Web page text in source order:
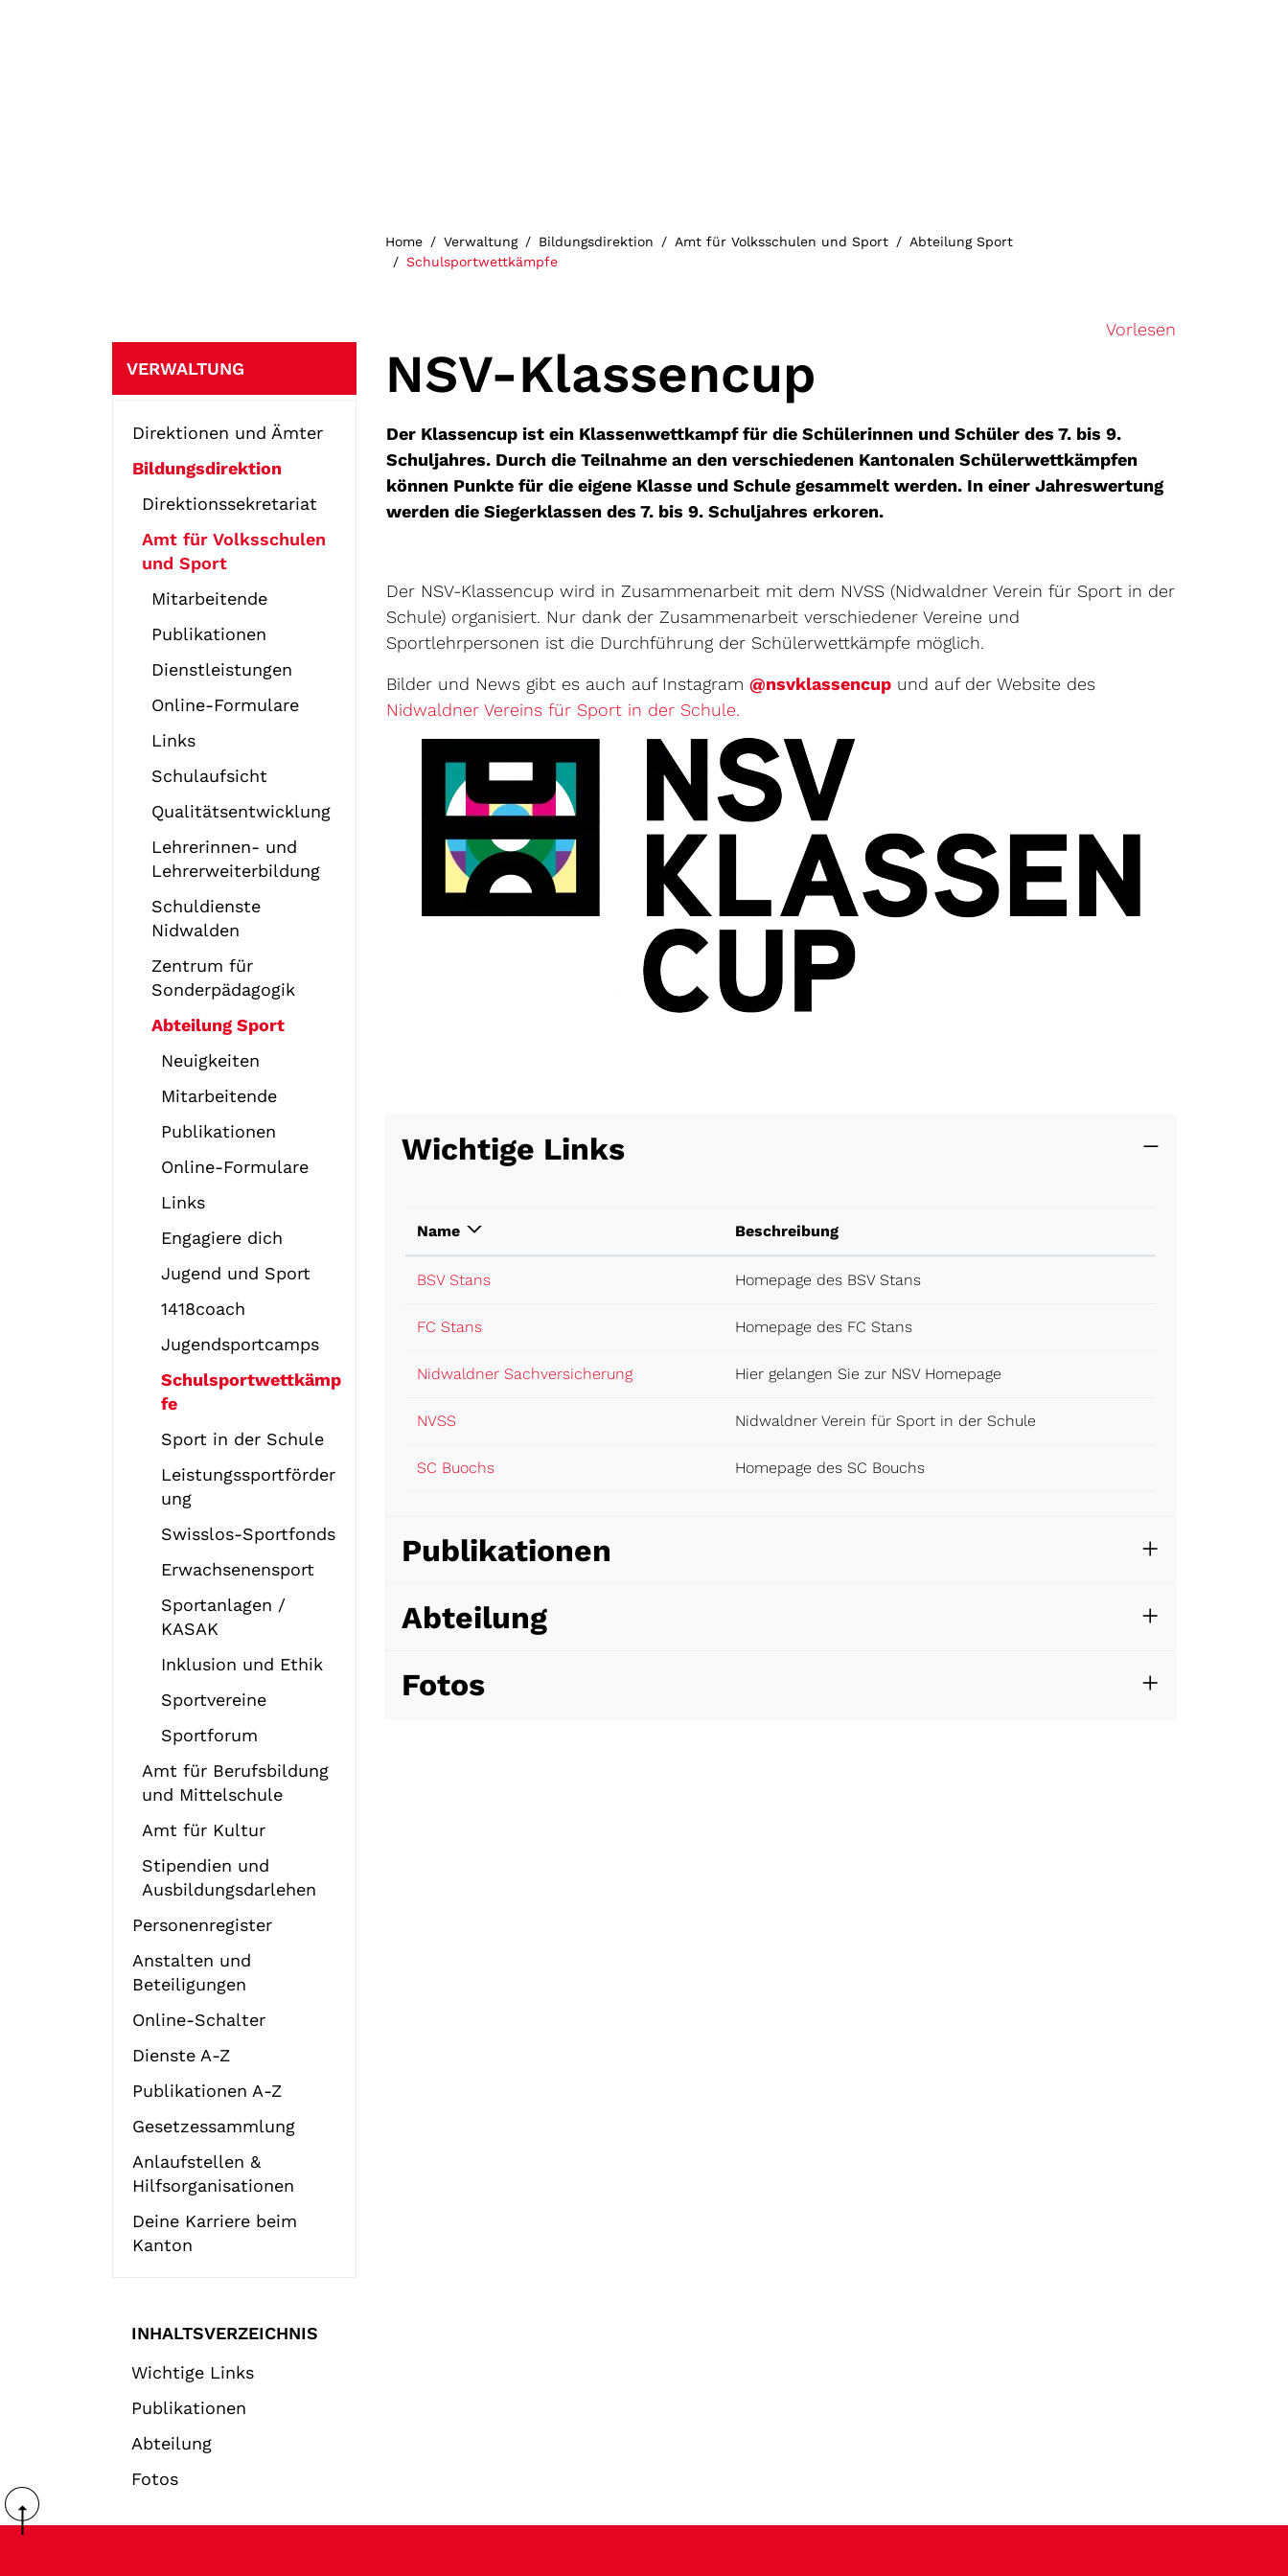
Home Verwaltung Bildungsdirektion Amt für Volksschulen und Sport
Abteilung Sport
Schulsportwettkämpfe(ausgewählt)
Vorlesen
Subnavigation
VERWALTUNG
Direktionen und Ämter
Bildungsdirektion
Direktionssekretariat
Amt für Volksschulen
und Sport
Mitarbeitende
Publikationen
Dienstleistungen
Online-Formulare
Links
Schulaufsicht
Qualitätsentwicklung
Lehrerinnen- und
Lehrerweiterbildung
Schuldienste
Nidwalden
Zentrum für
Sonderpädagogik
Abteilung Sport
Neuigkeiten
Mitarbeitende
Publikationen
Online-Formulare
Links
Engagiere dich
Jugend und Sport
1418coach
Jugendsportcamps
Schulsportwettkämp
fe
(
u
g
w
ä
h
t
)
Sport in der Schule
Leistungssportförder
ung
Swisslos-Sportfonds
Erwachsenensport
Sportanlagen /
KASAK
Inklusion und Ethik
Sportvereine
Sportforum
Amt für Berufsbildung
und Mittelschule
Amt für Kultur
Stipendien und
Ausbildungsdarlehen
Personenregister
Anstalten und
Beteiligungen
Online-Schalter
Dienste A-Z
Publikationen A-Z
Gesetzessammlung
Anlaufstellen &
Hilfsorganisationen
Deine Karriere beim
Kanton
INHALTSVERZEICHNIS
Wichtige Links
Publikationen
Abteilung
Fotos
NSV-Klassencup
Der Klassencup ist ein Klassenwettkampf für die Schülerinnen und Schüler des 7. bis 9.
Schuljahres. Durch die Teilnahme an den verschiedenen Kantonalen Schülerwettkämpfen
können Punkte für die eigene Klasse und Schule gesammelt werden. In einer Jahreswertung
werden die Siegerklassen des 7. bis 9. Schuljahres erkoren.
Der NSV-Klassencup wird in Zusammenarbeit mit dem NVSS (Nidwaldner Verein für Sport in der
Schule) organisiert. Nur dank der Zusammenarbeit verschiedener Vereine und
Sportlehrpersonen ist die Durchführung der Schülerwettkämpfe möglich.
Bilder und News gibt es auch auf Instagram @nsvklassencupExterner Link wird in einem neuen Fenster
und auf der Website des
Nidwaldner Vereins für Sport in der Schule.
Wichtige Links
Name Beschreibung
BSV StansExterner Link wird in einem neuen Fenster geöffnet.
Homepage des BSV Stans
FC StansExterner Link wird in einem neuen Fenster geöffnet.
Homepage des FC Stans
Nidwaldner SachversicherungExterner Link wird in einem neuen Fenster geöffnet.
Hier gelangen Sie zur NSV Homepage
NVSS Externer Link wird in einem neuen Fenster geöffnet.Nidwaldner Verein für Sport in der Schule
SC BuochsExterner Link wird in einem neuen Fenster geöffnet.
Homepage des SC Bouchs
Publikationen
Abteilung
Fotos
Fussbereich